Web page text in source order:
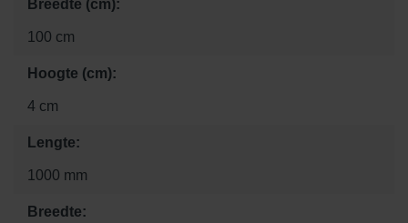
Breedte (cm):
100 cm
Hoogte (cm):
4 cm
Lengte:
1000 mm
Breedte: